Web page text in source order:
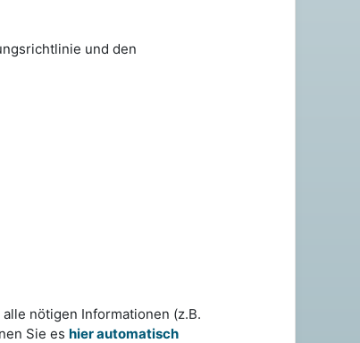
und den
nötigen Informationen (z.B.
Sie es hier automatisch